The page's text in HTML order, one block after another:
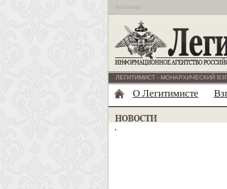
Бесплатно
ЛЕГИТИМИСТ - МОНАРХИЧЕСКИЙ
О Легитимисте